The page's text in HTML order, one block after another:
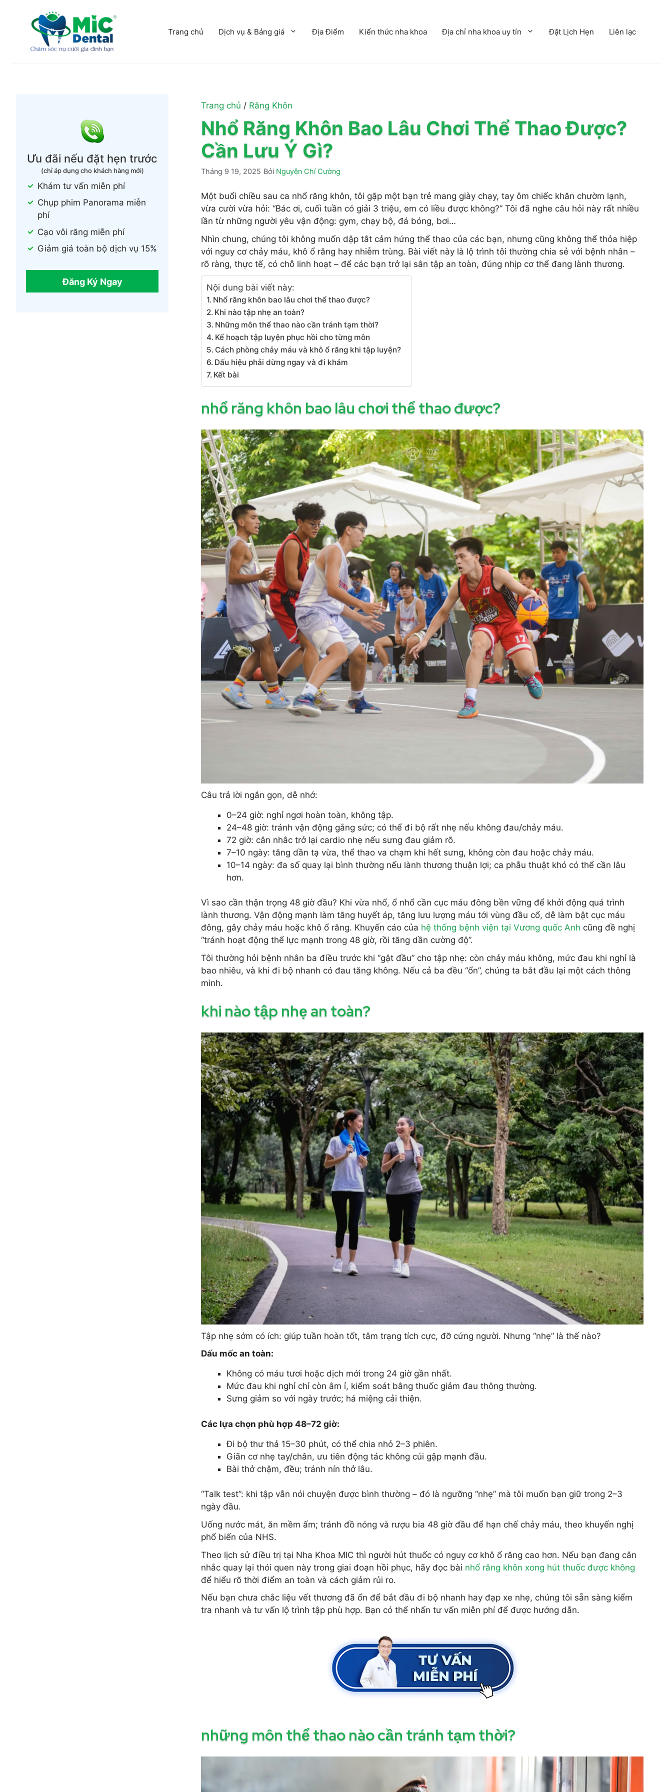
Trang chủ Dịch vụ & Bảng giá Địa Điểm Kiến thức nha khoa Địa chỉ nha khoa uy tín Đặt Lịch Hẹn Liên lạc
Trang chủ / Răng Khôn
Nhổ Răng Khôn Bao Lâu Chơi Thể Thao Được?
Cần Lưu Ý Gì?
Tháng 9 19, 2025 Bởi Nguyễn Chí Cường
Một buổi chiều sau ca nhổ răng khôn, tôi gặp một bạn trẻ mang giày chạy, tay ôm chiếc khăn chườm lạnh,
vừa cười vừa hỏi: “Bác ơi, cuối tuần có giải 3 triệu, em có liều được không?” Tôi đã nghe câu hỏi này rất nhiều
lần từ những người yêu vận động: gym, chạy bộ, đá bóng, bơi…
Nhìn chung, chúng tôi không muốn dập tắt cảm hứng thể thao của các bạn, nhưng cũng không thể thỏa hiệp
với nguy cơ chảy máu, khô ổ răng hay nhiễm trùng. Bài viết này là lộ trình tôi thường chia sẻ với bệnh nhân –
rõ ràng, thực tế, có chỗ linh hoạt – để các bạn trở lại sân tập an toàn, đúng nhịp cơ thể đang lành thương.
Nội dung bài viết này:
Nhổ răng khôn bao lâu chơi thể thao được?
Khi nào tập nhẹ an toàn?
Những môn thể thao nào cần tránh tạm thời?
Kế hoạch tập luyện phục hồi cho từng môn
Cách phòng chảy máu và khô ổ răng khi tập luyện?
Dấu hiệu phải dừng ngay và đi khám
Kết bài
nhổ răng khôn bao lâu chơi thể thao được?
Câu trả lời ngắn gọn, dễ nhớ:
0–24 giờ: nghỉ ngơi hoàn toàn, không tập.
24–48 giờ: tránh vận động gắng sức; có thể đi bộ rất nhẹ nếu không đau/chảy máu.
72 giờ: cân nhắc trở lại cardio nhẹ nếu sưng đau giảm rõ.
7–10 ngày: tăng dần tạ vừa, thể thao va chạm khi hết sưng, không còn đau hoặc chảy máu.
10–14 ngày: đa số quay lại bình thường nếu lành thương thuận lợi; ca phẫu thuật khó có thể cần lâu
hơn.
Vì sao cần thận trọng 48 giờ đầu? Khi vừa nhổ, ổ nhổ cần cục máu đông bền vững để khởi động quá trình
lành thương. Vận động mạnh làm tăng huyết áp, tăng lưu lượng máu tới vùng đầu cổ, dễ làm bật cục máu
đông, gây chảy máu hoặc khô ổ răng. Khuyến cáo của hệ thống bệnh viện tại Vương quốc Anh cũng đề nghị
“tránh hoạt động thể lực mạnh trong 48 giờ, rồi tăng dần cường độ”.
Tôi thường hỏi bệnh nhân ba điều trước khi “gật đầu” cho tập nhẹ: còn chảy máu không, mức đau khi nghỉ là
bao nhiêu, và khi đi bộ nhanh có đau tăng không. Nếu cả ba đều “ổn”, chúng ta bắt đầu lại một cách thông
minh.
khi nào tập nhẹ an toàn?
Tập nhẹ sớm có ích: giúp tuần hoàn tốt, tâm trạng tích cực, đỡ cứng người. Nhưng “nhẹ” là thế nào?
Dấu mốc an toàn:
Không có máu tươi hoặc dịch mới trong 24 giờ gần nhất.
Mức đau khi nghỉ chỉ còn âm ỉ, kiểm soát bằng thuốc giảm đau thông thường.
Sưng giảm so với ngày trước; há miệng cải thiện.
Các lựa chọn phù hợp 48–72 giờ:
Đi bộ thư thả 15–30 phút, có thể chia nhỏ 2–3 phiên.
Giãn cơ nhẹ tay/chân, ưu tiên động tác không cúi gập mạnh đầu.
Bài thở chậm, đều; tránh nín thở lâu.
“Talk test”: khi tập vẫn nói chuyện được bình thường – đó là ngưỡng “nhẹ” mà tôi muốn bạn giữ trong 2–3
ngày đầu.
Uống nước mát, ăn mềm ấm; tránh đồ nóng và rượu bia 48 giờ đầu để hạn chế chảy máu, theo khuyến nghị
phổ biến của NHS.
Theo lịch sử điều trị tại Nha Khoa MIC thì người hút thuốc có nguy cơ khô ổ răng cao hơn. Nếu bạn đang cân
nhắc quay lại thói quen này trong giai đoạn hồi phục, hãy đọc bài nhổ răng khôn xong hút thuốc được không
để hiểu rõ thời điểm an toàn và cách giảm rủi ro.
Nếu bạn chưa chắc liệu vết thương đã ổn để bắt đầu đi bộ nhanh hay đạp xe nhẹ, chúng tôi sẵn sàng kiểm
tra nhanh và tư vấn lộ trình tập phù hợp. Bạn có thể nhấn tư vấn miễn phí để được hướng dẫn.
những môn thể thao nào cần tránh tạm thời?
Ưu đãi nếu đặt hẹn trước
(chỉ áp dụng cho khách hàng mới)
Khám tư vấn miễn phí
Chụp phim Panorama miễn
phí
Cạo vôi răng miễn phí
Giảm giá toàn bộ dịch vụ 15%
Đăng Ký Ngay